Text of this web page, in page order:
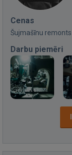
Cenas
Šujmašīnu remonts
Darbu piemēri